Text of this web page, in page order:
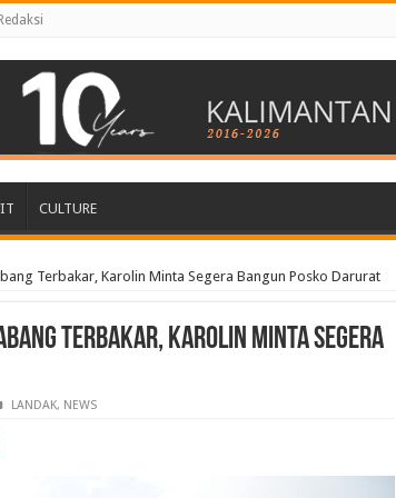
Redaksi
CULTURE
Terbakar, Karolin Minta Segera Bangun Posko Darurat
Terbakar, Karolin Minta Segera
LANDAK, NEWS